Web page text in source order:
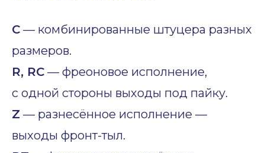
C — комбинированные штуцера разных
размеров.
R, RC — фреоновое исполнение,
с одной стороны выходы под пайку.
Z — разнесённое исполнение —
выходы фронт-тыл.